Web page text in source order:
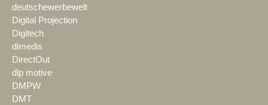
deutschewerbewelt
Digital Projection
Digitech
dimedis
DirectOut
dlp motive
DMPW
DMT